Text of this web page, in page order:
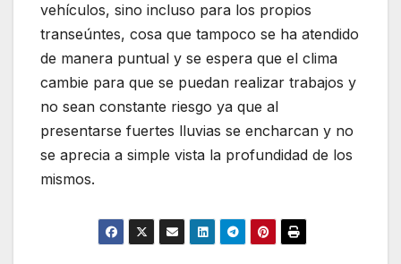
vehículos, sino incluso para los propios
transeúntes, cosa que tampoco se ha atendido
de manera puntual y se espera que el clima
cambie para que se puedan realizar trabajos y
no sean constante riesgo ya que al
presentarse fuertes lluvias se encharcan y no
se aprecia a simple vista la profundidad de los
mismos.